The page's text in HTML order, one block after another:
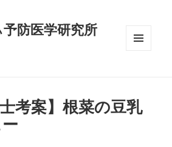
防医学研究所
士考案】根菜の豆乳